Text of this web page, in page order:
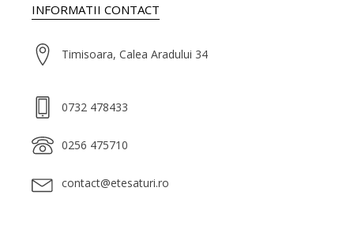
INFORMATII CONTACT
Timisoara, Calea Aradului 34
0732 478433
0256 475710
contact@etesaturi.ro